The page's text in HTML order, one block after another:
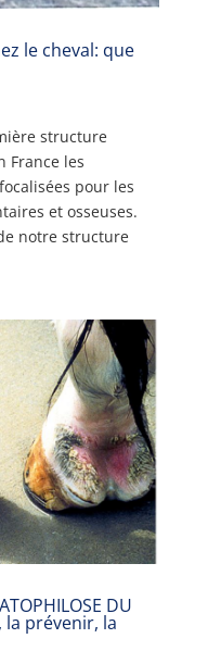
le cheval: que
structure
France les
pour les
et osseuses.
notre structure
DU
la prévenir, la